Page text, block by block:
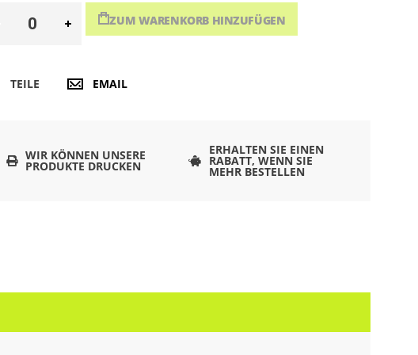
ZUM WARENKORB HINZUFÜGEN
TEILE EMAIL
WIR KÖNNEN UNSERE
PRODUKTE DRUCKEN
ERHALTEN SIE EINEN
RABATT, WENN SIE
MEHR BESTELLEN